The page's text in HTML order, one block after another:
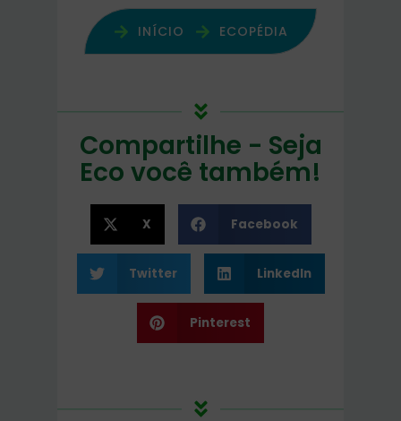
INÍCIO ECOPÉDIA
Compartilhe - Seja
Eco você também!
X Facebook
Twitter LinkedIn
Pinterest